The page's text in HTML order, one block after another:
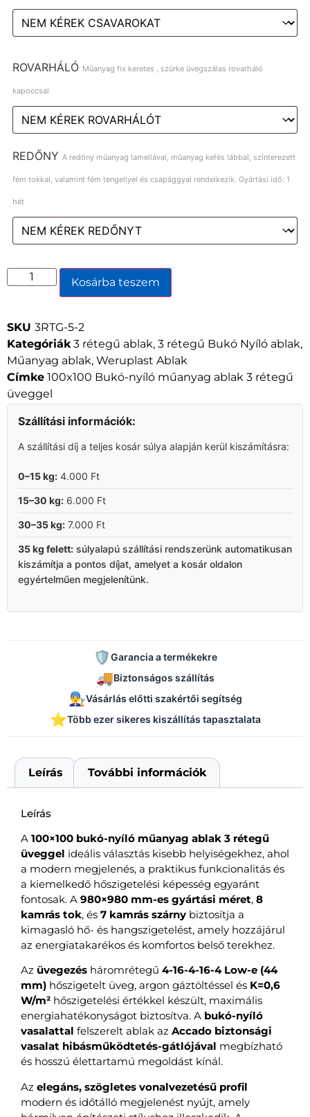
ROVARHÁLÓ Műanyag fix keretes , szürke üvegszálas rovarháló
kapoccsal
REDŐNY A redőny műanyag lamellával, műanyag kefés lábbal, színterezett
fém tokkal, valamint fém tengellyel és csapággyal rendelkezik. Gyártási idő: 1
hét
Kosárba teszem
SKU 3RTG-5-2
Kategóriák 3 rétegű ablak, 3 rétegű Bukó Nyíló ablak,
Műanyag ablak, Weruplast Ablak
Címke 100x100 Bukó-nyíló műanyag ablak 3 rétegű
üveggel
Szállítási információk:
A szállítási díj a teljes kosár súlya alapján kerül kiszámításra:
0–15 kg: 4.000 Ft
15–30 kg: 6.000 Ft
30–35 kg: 7.000 Ft
35 kg felett: súlyalapú szállítási rendszerünk automatikusan
kiszámítja a pontos díjat, amelyet a kosár oldalon
egyértelműen megjelenítünk.
🛡️Garancia a termékekre
🚚Biztonságos szállítás
👨‍🔧Vásárlás előtti szakértői segítség
⭐Több ezer sikeres kiszállítás tapasztalata
Leírás További információk
Leírás
A 100×100 bukó-nyíló műanyag ablak 3 rétegű
üveggel ideális választás kisebb helyiségekhez, ahol
a modern megjelenés, a praktikus funkcionalitás és
a kiemelkedő hőszigetelési képesség egyaránt
fontosak. A 980×980 mm-es gyártási méret, 8
kamrás tok, és 7 kamrás szárny biztosítja a
kimagasló hő- és hangszigetelést, amely hozzájárul
az energiatakarékos és komfortos belső terekhez.
Az üvegezés háromrétegű 4-16-4-16-4 Low-e (44
mm) hőszigetelt üveg, argon gáztöltéssel és K=0,6
W/m² hőszigetelési értékkel készült, maximális
energiahatékonyságot biztosítva. A bukó-nyíló
vasalattal felszerelt ablak az Accado biztonsági
vasalat hibásműködtetés-gátlójával megbízható
és hosszú élettartamú megoldást kínál.
Az elegáns, szögletes vonalvezetésű profil
modern és időtálló megjelenést nyújt, amely